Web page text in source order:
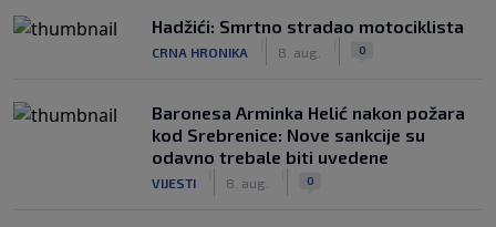
Hadžići: Smrtno stradao motociklista
CRNA HRONIKA 8. aug. 0
Baronesa Arminka Helić nakon požara
kod Srebrenice: Nove sankcije su
odavno trebale biti uvedene
VIJESTI 8. aug. 0